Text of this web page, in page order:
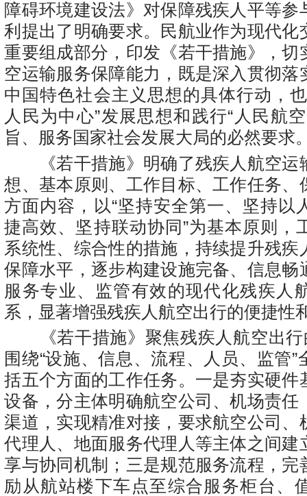
障碍环境建设法》对保障残疾人平等参
利提出了明确要求。民航业作为现代化
重要组成部分，印发《若干措施》，切
空运输服务保障能力，既是深入贯彻落
中国特色社会主义思想的具体行动，
人民为中心”发展思想和践行“人民航
旨、服务国家社会发展大局的必然要求
《若干措施》明确了残疾人航空运
想、基本原则、工作目标、工作任务、
方面内容，以“坚持安全第一、坚持以
捷高效、坚持联动协同”为基本原则，
系统性、综合性的措施，持续提升残疾
保障水平，逐步构建设施完备、信息畅
服务专业、监管有效的现代化残疾人
系，显著增强残疾人航空出行的便捷性
《若干措施》聚焦残疾人航空出行
围绕“设施、信息、流程、人员、监管”
括五个方面的工作任务。一是夯实硬件
设备，分主体明确航空公司、机场责任
渠道，实现精准对接，要求航空公司、
代理人、地面服务代理人等主体之间建
享与协同机制；三是规范服务流程，完
励从航站楼下车点至综合服务柜台、